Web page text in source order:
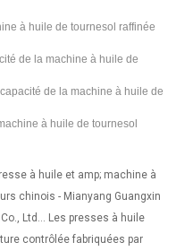
à huile de tournesol raffinée
de la machine à huile de
de la machine à huile de
à huile de tournesol
à huile et amp; machine à
chinois - Mianyang Guangxin
Ltd... Les presses à huile
contrôlée fabriquées par